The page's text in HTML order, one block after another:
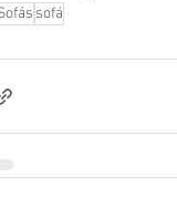
sofá